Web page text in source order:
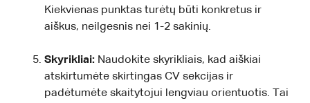
Kiekvienas punktas turėtų būti konkretus ir
aiškus, neilgesnis nei 1-2 sakinių.
Skyrikliai: Naudokite skyrikliais, kad aiškiai
atskirtumėte skirtingas CV sekcijas ir
padėtumėte skaitytojui lengviau orientuotis. Tai